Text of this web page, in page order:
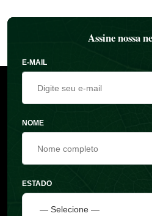
Assine nossa
E-MAIL
NOME
ESTADO